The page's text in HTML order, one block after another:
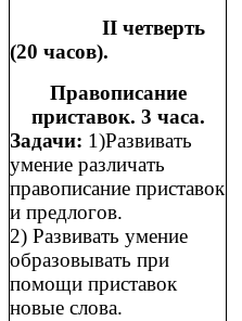
II четверть
(20 часов).
Правописание
приставок. 3 часа.
Задачи: 1)Развивать
умение различать
правописание приставок
и предлогов.
2) Развивать умение
образовывать при
помощи приставок
новые слова.